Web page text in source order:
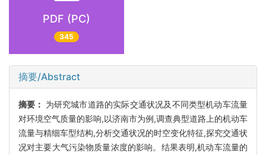
PDF (PC)
345
摘要/Abstract
摘要： 为研究城市道路的实际交通状况及不同类型机动车流量
对环境空气质量的影响,以济南市为例,调查典型道路上的机动车
流量与精细车型结构,分析交通状况的时空变化特征,探究交通状
况对主要大气污染物质量浓度的影响。结果表明,机动车流量的